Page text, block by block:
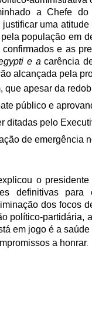
a Chefe
uma
população em
e as
e acarência
alcançada pela
que apesar da
público e
ditadas pelo
de emergência
o
definitivas
dos focos
político-partidária,
em jogo é a
a honrar.
n.º 2.647/2013